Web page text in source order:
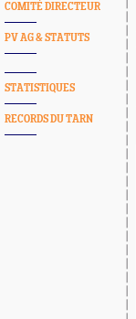
COMITÉ DIRECTEUR
PV AG & STATUTS
STATISTIQUES
RECORDS DU TARN